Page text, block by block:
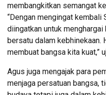
membangkitkan semangat
“Dengan mengingat kembali
diingatkan untuk
bersatu dalam kebhinekaan.
membuat bangsa kita kuat,”
Agus juga mengajak para
menjaga persatuan bangsa,